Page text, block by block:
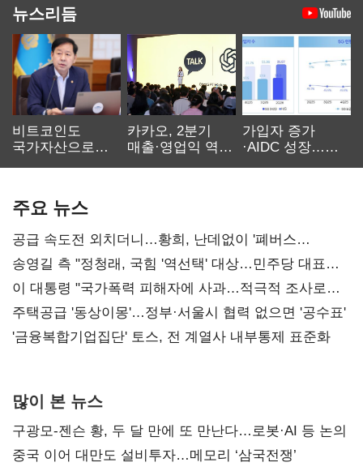
뉴스리듬
비트코인도
국가자산으로…'
카카오, 2분기
매출·영업익 역대
가입자 증가
·AIDC 성장…
주요 뉴스
공급 속도전 외치더니…황희, 난데없이 '폐버스
리모델링' 제안
송영길 측 "정청래, 국힘 '역선택' 대상…민주당 대표로
총선 지휘 못해"
이 대통령 "국가폭력 피해자에 사과…적극적 조사로
진실 밝혀야"
주택공급 '동상이몽'…정부·서울시 협력 없으면 '공수표'
'금융복합기업집단' 토스, 전 계열사 내부통제 표준화
많이 본 뉴스
구광모-젠슨 황, 두 달 만에 또 만난다…로봇·AI 등 논의
중국 이어 대만도 설비투자…메모리 ‘삼국전쟁’